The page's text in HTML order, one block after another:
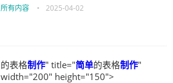
所有内容 • 2025-04-02
的表格制作" title="简单的表格制作"
width="200" height="150">